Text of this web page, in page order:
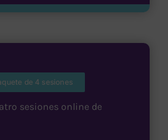
de 4 sesiones
sesiones online de